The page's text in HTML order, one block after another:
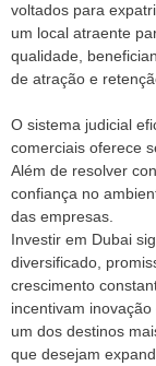
voltados para
um local atraente
qualidade,
de atração e
O sistema judicial
comerciais oferece
Além de resolver
confiança no
das empresas.
Investir em Dubai
diversificado,
crescimento
incentivam
um dos destinos
que desejam